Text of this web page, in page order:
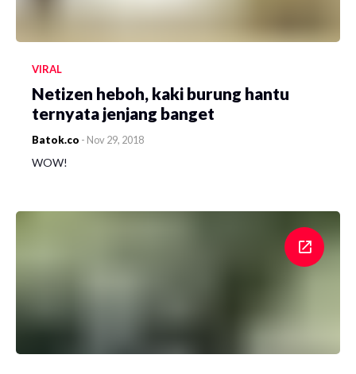
VIRAL
Netizen heboh, kaki burung hantu
ternyata jenjang banget
Batok.co - Nov 29, 2018
WOW!